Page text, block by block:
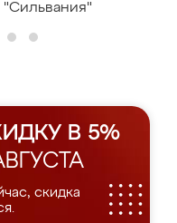
В 5%
скидка